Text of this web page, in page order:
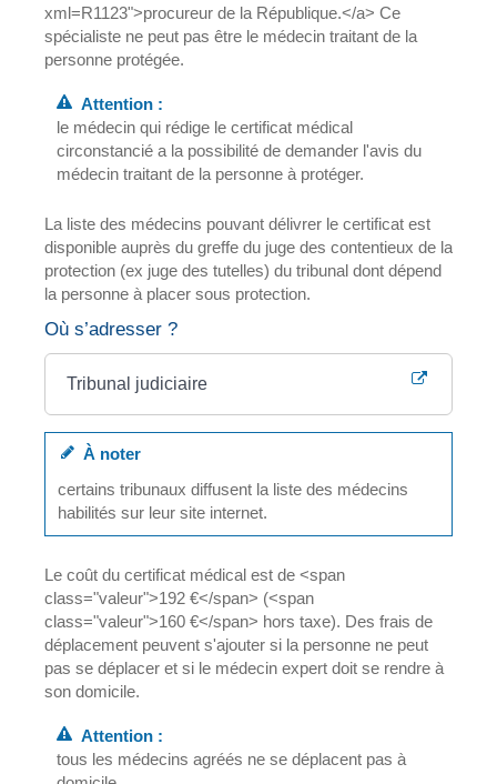
xml=R1123">procureur de la République.</a> Ce
spécialiste ne peut pas être le médecin traitant de la
personne protégée.
Attention :
le médecin qui rédige le certificat médical
circonstancié a la possibilité de demander l'avis du
médecin traitant de la personne à protéger.
La liste des médecins pouvant délivrer le certificat est
disponible auprès du greffe du juge des contentieux de la
protection (ex juge des tutelles) du tribunal dont dépend
la personne à placer sous protection.
Où s’adresser ?
Tribunal judiciaire
À noter
certains tribunaux diffusent la liste des médecins
habilités sur leur site internet.
Le coût du certificat médical est de <span
class="valeur">192 €</span> (<span
class="valeur">160 €</span> hors taxe). Des frais de
déplacement peuvent s'ajouter si la personne ne peut
pas se déplacer et si le médecin expert doit se rendre à
son domicile.
Attention :
tous les médecins agréés ne se déplacent pas à